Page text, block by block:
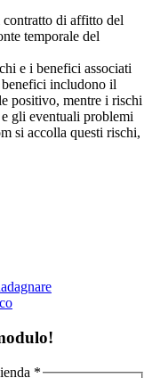
contratto di affitto del
temporale del
e i benefici associati
includono il
positivo, mentre i rischi
gli eventuali problemi
si accolla questi rischi,
*